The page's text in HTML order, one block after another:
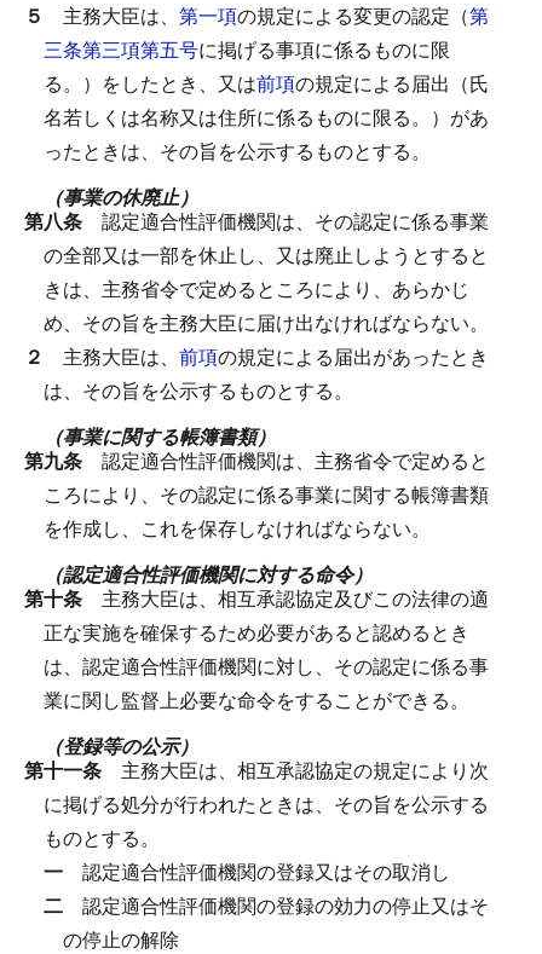
５ 主務大臣は、 第一項の規定による変更の認定（第
三条第三項第五号に掲げる事項に係るものに限
る。）をしたとき、又は前項の規定による届出（氏
名若しくは名称又は住所に係るものに限る。）があ
ったときは、その旨を公示するものとする。
（事業の休廃止）
第八条 認定適合性評価機関は、その認定に係る事業
の全部又は一部を休止し、又は廃止しようとすると
きは、主務省令で定めるところにより、あらかじ
め、その旨を主務大臣に届け出なければならない。
２ 主務大臣は、 前項の規定による届出があったとき
は、その旨を公示するものとする。
（事業に関する帳簿書類）
第九条 認定適合性評価機関は、主務省令で定めると
ころにより、その認定に係る事業に関する帳簿書類
を作成し、これを保存しなければならない。
（認定適合性評価機関に対する命令）
第十条 主務大臣は、相互承認協定及びこの法律の適
正な実施を確保するため必要があると認めるとき
は、認定適合性評価機関に対し、その認定に係る事
業に関し監督上必要な命令をすることができる。
（登録等の公示）
第十一条 主務大臣は、相互承認協定の規定により次
に掲げる処分が行われたときは、その旨を公示する
ものとする。
一 認定適合性評価機関の登録又はその取消し
二 認定適合性評価機関の登録の効力の停止又はそ
の停止の解除